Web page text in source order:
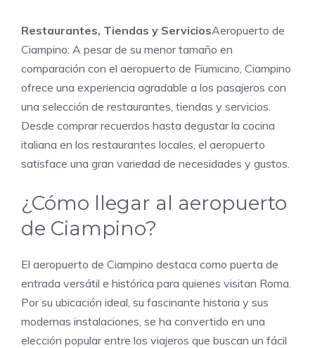
Restaurantes, Tiendas y ServiciosAeropuerto de
Ciampino: A pesar de su menor tamaño en
comparación con el aeropuerto de Fiumicino, Ciampino
ofrece una experiencia agradable a los pasajeros con
una selección de restaurantes, tiendas y servicios.
Desde comprar recuerdos hasta degustar la cocina
italiana en los restaurantes locales, el aeropuerto
satisface una gran variedad de necesidades y gustos.
¿Cómo llegar al aeropuerto
de Ciampino?
El aeropuerto de Ciampino destaca como puerta de
entrada versátil e histórica para quienes visitan Roma.
Por su ubicación ideal, su fascinante historia y sus
modernas instalaciones, se ha convertido en una
elección popular entre los viajeros que buscan un fácil